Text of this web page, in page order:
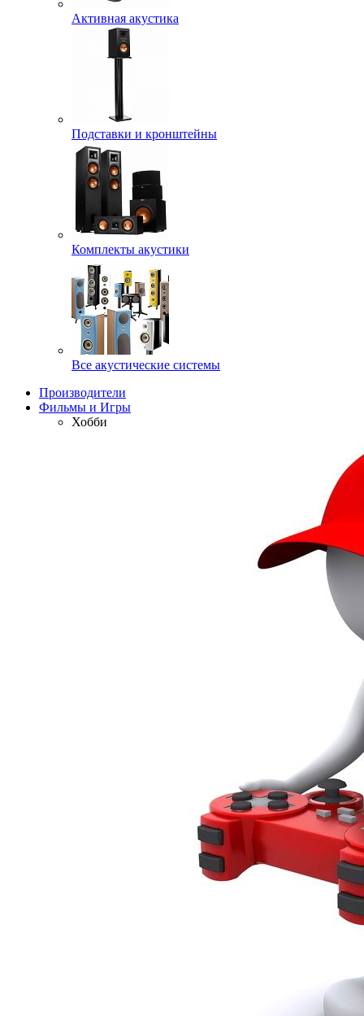
Активная акустика
Подставки и кронштейны
Комплекты акустики
Все акустические системы
Производители
Фильмы и Игры
Хобби